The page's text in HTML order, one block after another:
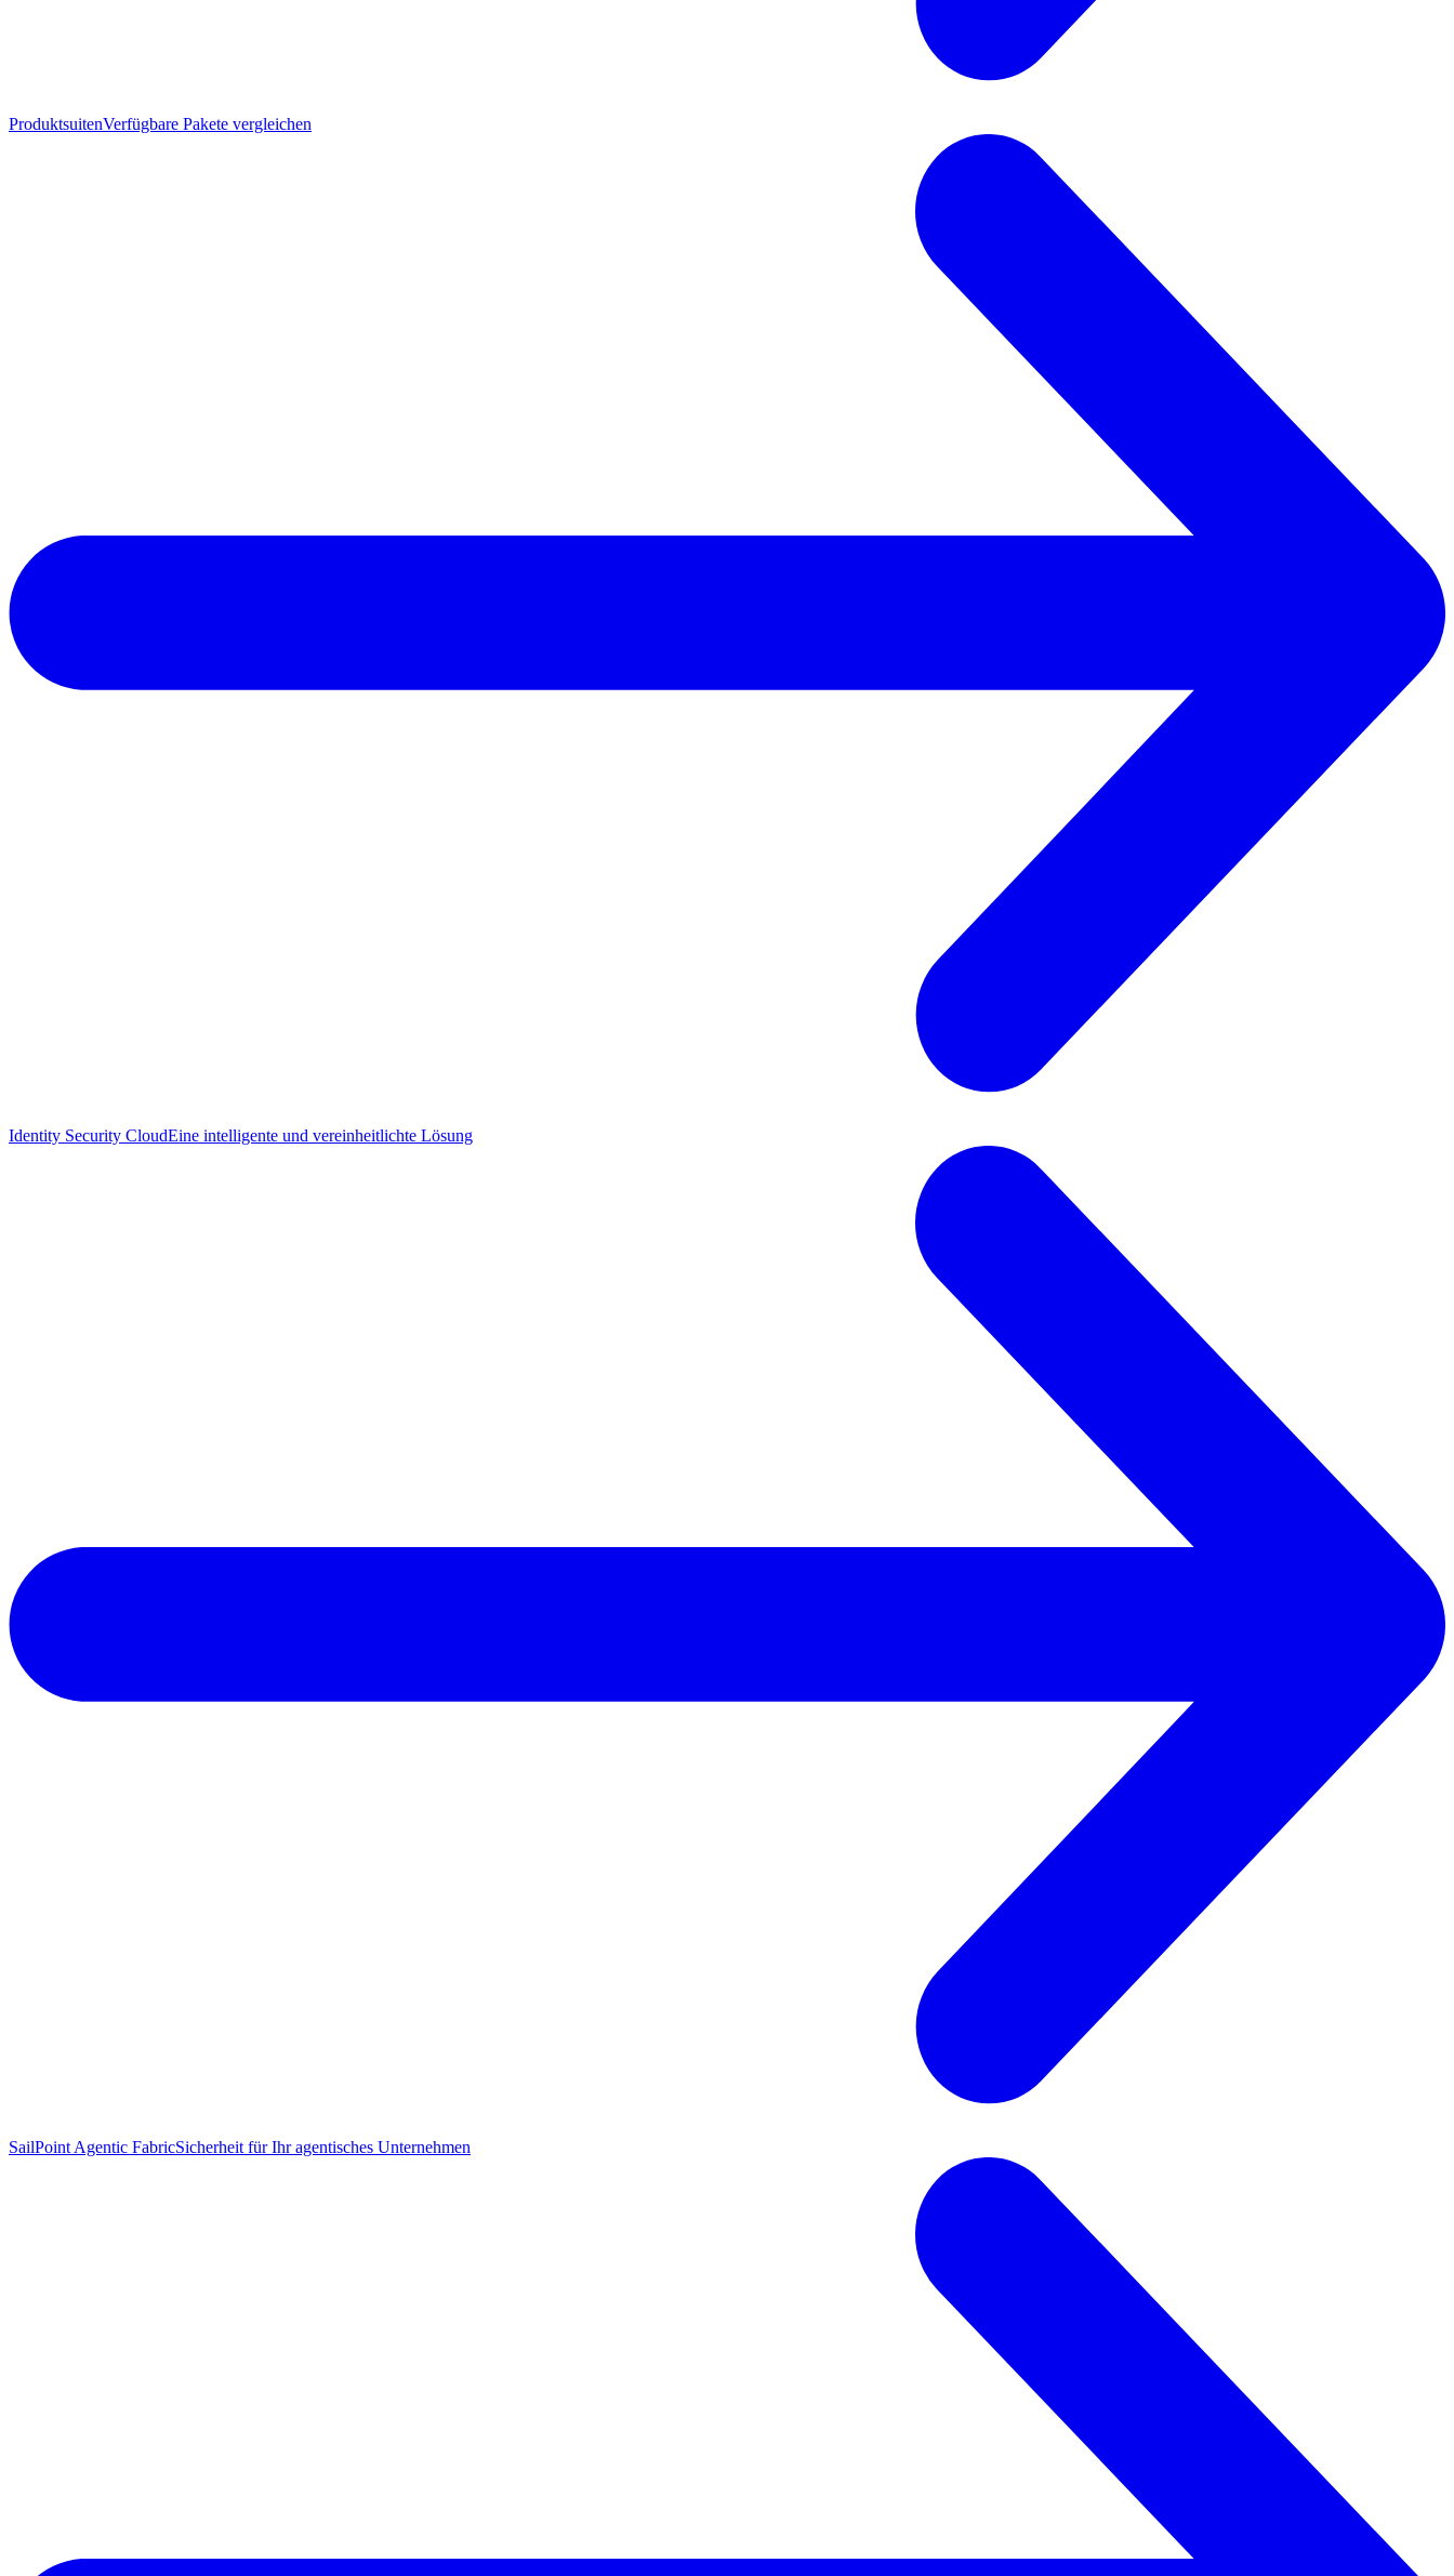
ProduktsuitenVerfügbare Pakete vergleichen
Identity Security CloudEine intelligente und vereinheitlichte Lösung
SailPoint Agentic FabricSicherheit für Ihr agentisches Unternehmen